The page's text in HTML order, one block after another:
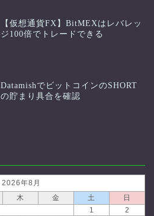
【仮想通貨FX】BitMEXはレバレッ
ジ100倍でトレードできる
DatamishでビットコインのSHORT
の貯まり具合を確認
2026年8月
木 金 土
日
1
2